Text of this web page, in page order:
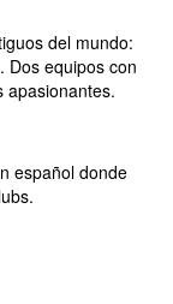
del mundo:
. Dos equipos con
apasionantes.
español donde